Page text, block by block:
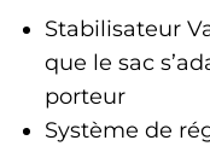
Stabilisateur
que le sac
porteur
Système de